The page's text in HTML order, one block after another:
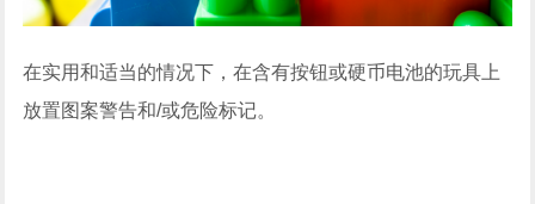
在实用和适当的情况下，在含有按钮或硬币电池的玩具上
放置图案警告和/或危险标记。